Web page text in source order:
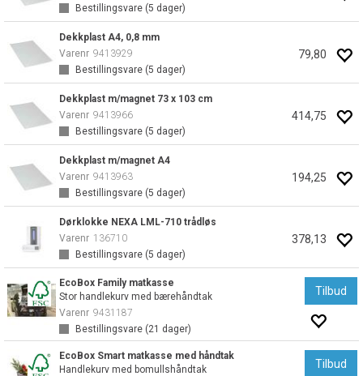
Bestillingsvare (5 dager)
Dekkplast A4, 0,8 mm
Varenr 9413929
Bestillingsvare (5 dager)
79,80
Dekkplast m/magnet 73 x 103 cm
Varenr 9413966
Bestillingsvare (5 dager)
414,75
Dekkplast m/magnet A4
Varenr 9413963
Bestillingsvare (5 dager)
194,25
Dørklokke NEXA LML-710 trådløs
Varenr 136710
Bestillingsvare (5 dager)
378,13
EcoBox Family matkasse
Stor handlekurv med bærehåndtak
Varenr 9431187
Bestillingsvare (21 dager)
Tilbud
EcoBox Smart matkasse med håndtak
Handlekurv med bomullshåndtak
Tilbud